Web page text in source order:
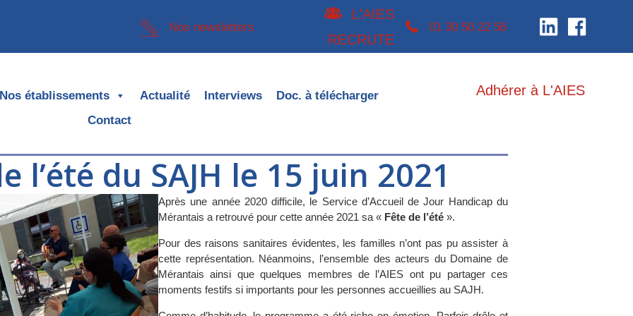
Nos newsletters
L'AIES
RECRUTE
téléphone 0130502256
01 30 50 22 56
Nos établissements Actualité Interviews
Doc. à télécharger
Contact
Adhérer à L'AIES
l’été du SAJH le 15 juin 2021
Après une année 2020 difficile, le Service d’Accueil de Jour Handicap du
Mérantais a retrouvé pour cette année 2021 sa « Fête de l’été ».
Pour des raisons sanitaires évidentes, les familles n’ont pas pu assister à
cette représentation. Néanmoins, l’ensemble des acteurs du Domaine de
Mérantais ainsi que quelques membres de l’AIES ont pu partager ces
moments festifs si importants pour les personnes accueillies au SAJH.